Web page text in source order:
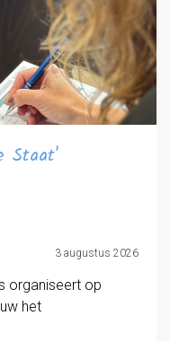
Staat'
3 augustus 2026
organiseert op
het